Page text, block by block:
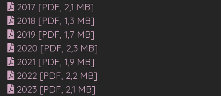
2017 [PDF, 2,1 MB]
2018 [PDF, 1,3 MB]
2019 [PDF, 1,7 MB]
2020 [PDF, 2,3 MB]
2021 [PDF, 1,9 MB]
2022 [PDF, 2,2 MB]
2023 [PDF, 2,1 MB]